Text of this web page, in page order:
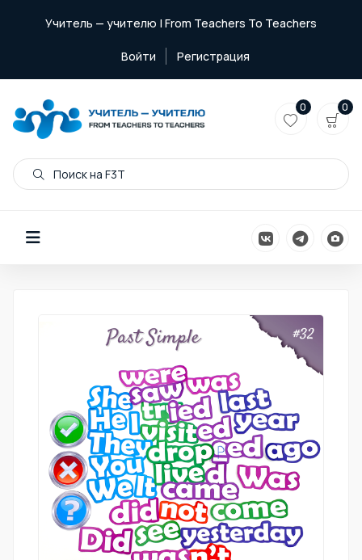
Учитель — учителю | From Teachers To Teachers
Войти Регистрация
Поиск на F3T
0 0